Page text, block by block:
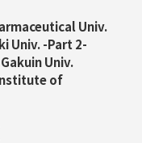
Univ.
Univ. -Part 2-
Univ.
of